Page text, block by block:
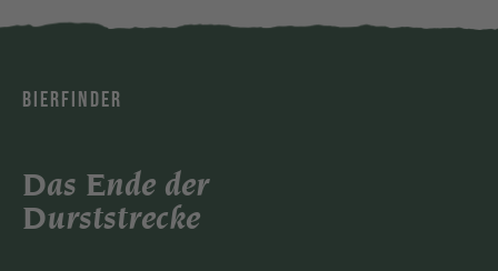
BIERFINDER
Das Ende der
Durststrecke